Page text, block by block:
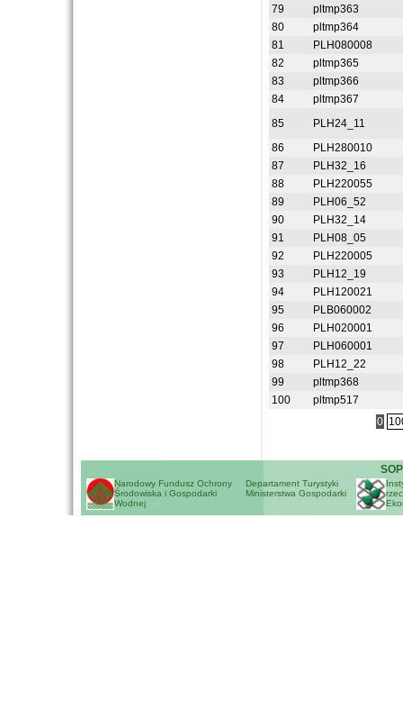
79
pltmp363
80
pltmp364
81
PLH080008
82
pltmp365
83
pltmp366
84
pltmp367
85
PLH24_11
86
PLH280010
87
PLH32_16
88
PLH220055
89
PLH06_52
90
PLH32_14
91
PLH08_05
92
PLH220005
93
PLH12_19
94
PLH120021
95
PLB060002
96
PLH020001
97
PLH060001
98
PLH12_22
99
pltmp368
100
pltmp517
0
Narodowy Fundusz Ochrony
Środowiska i Gospodarki
Wodnej
Departament Turystyki
Ministerstwa Gospodarki